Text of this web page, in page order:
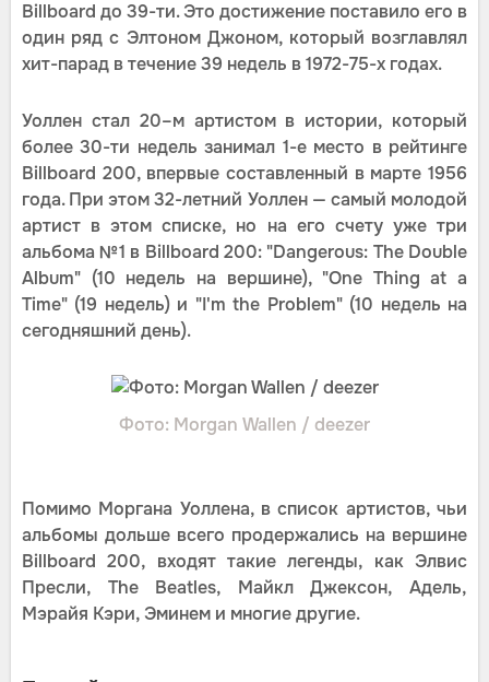
Billboard до 39-ти. Это достижение поставило его в
один ряд с Элтоном Джоном, который возглавлял
хит-парад в течение 39 недель в 1972-75-х годах.
Уоллен стал 20–м артистом в истории, который
более 30-ти недель занимал 1-е место в рейтинге
Billboard 200, впервые составленный в марте 1956
года. При этом 32-летний Уоллен — самый молодой
артист в этом списке, но на его счету уже три
альбома №1 в Billboard 200: "Dangerous: The Double
Album" (10 недель на вершине), "One Thing at a
Time" (19 недель) и "I'm the Problem" (10 недель на
сегодняшний день).
Фото: Morgan Wallen / deezer
Помимо Моргана Уоллена, в список артистов, чьи
альбомы дольше всего продержались на вершине
Billboard 200, входят такие легенды, как Элвис
Пресли, The Beatles, Майкл Джексон, Адель,
Мэрайя Кэри, Эминем и многие другие.